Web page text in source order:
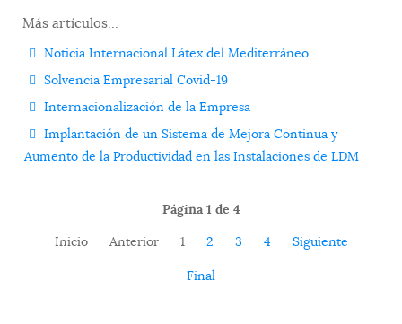
Más artículos...
Noticia Internacional Látex del Mediterráneo
Solvencia Empresarial Covid-19
Internacionalización de la Empresa
Implantación de un Sistema de Mejora Continua y
Aumento de la Productividad en las Instalaciones de LDM
Página 1 de 4
Inicio
Anterior 1 2 3 4 Siguiente
Final